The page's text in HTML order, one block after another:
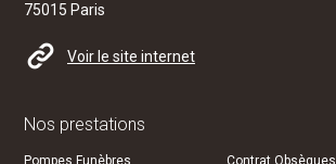
75015 Paris
Voir le site internet
Nos prestations
Pompes Funèbres
Contrat Obsèques